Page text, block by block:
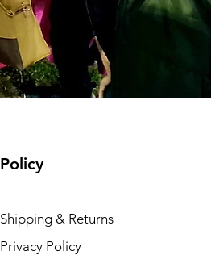
Policy
Shipping & Returns
Privacy Policy